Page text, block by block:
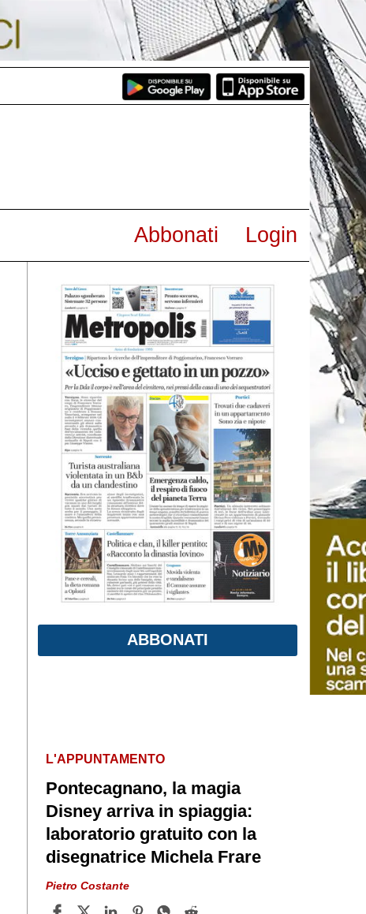
Abbonati Login
ABBONATI
L'APPUNTAMENTO
Pontecagnano, la magia
Disney arriva in spiaggia:
laboratorio gratuito con la
disegnatrice Michela Frare
Pietro Costante